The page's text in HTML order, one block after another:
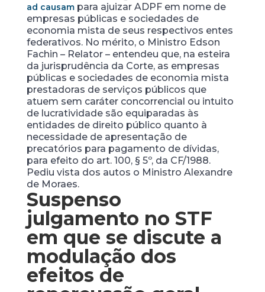
ad causampara ajuizar ADPF em nome de
empresas públicas e sociedades de
economia mista de seus respectivos entes
federativos. No mérito, o Ministro Edson
Fachin – Relator – entendeu que, na esteira
da jurisprudência da Corte, as empresas
públicas e sociedades de economia mista
prestadoras de serviços públicos que
atuem sem caráter concorrencial ou intuito
de lucratividade são equiparadas às
entidades de direito público quanto à
necessidade de apresentação de
precatórios para pagamento de dívidas,
para efeito do art. 100, § 5º, da CF/1988.
Pediu vista dos autos o Ministro Alexandre
de Moraes.
Suspenso
julgamento no STF
em que se discute a
modulação dos
efeitos de